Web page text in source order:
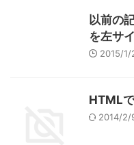
以前の
を左サ
2015/1/
HTML
2014/2/